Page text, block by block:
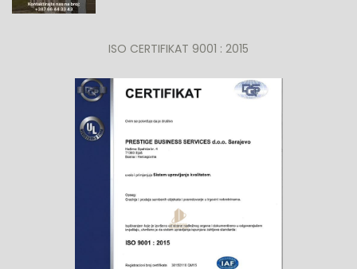
ISO CERTIFIKAT 9001 : 2015